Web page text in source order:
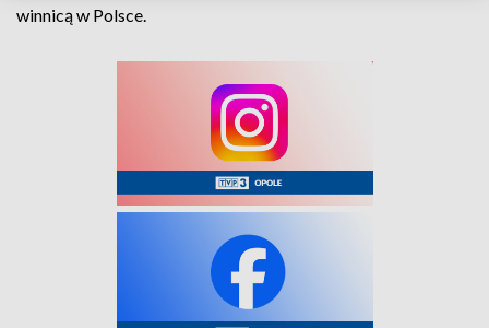
winnicą w Polsce.